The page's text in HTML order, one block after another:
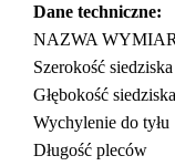
Dane techniczne:
NAZWA
Szerokość
Głębokość
Wychylenie do
Długość